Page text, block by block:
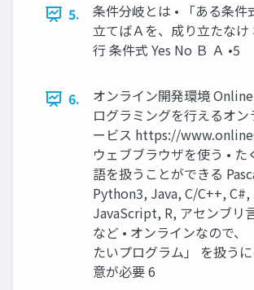
5.
条件分岐とは • 「ある条件
立てばＡを、成り立たなけ
行 条件式 Yes No Ｂ Ａ •5
6.
オンライン開発環境 Online
ログラミングを行えるオ
ービス https://
ウェブブラウザを使う • た
語を扱うことができる
Python3, Java, C/C++, C#,
JavaScript, R, アセンブリ
など • オンラインなので、
たいプログラム」 を扱う
意が必要 6